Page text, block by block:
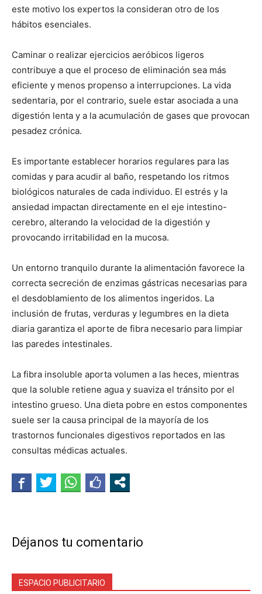
este motivo los expertos la consideran otro de los
hábitos esenciales.
Caminar o realizar ejercicios aeróbicos ligeros
contribuye a que el proceso de eliminación sea más
eficiente y menos propenso a interrupciones. La vida
sedentaria, por el contrario, suele estar asociada a una
digestión lenta y a la acumulación de gases que provocan
pesadez crónica.
Es importante establecer horarios regulares para las
comidas y para acudir al baño, respetando los ritmos
biológicos naturales de cada individuo. El estrés y la
ansiedad impactan directamente en el eje intestino-
cerebro, alterando la velocidad de la digestión y
provocando irritabilidad en la mucosa.
Un entorno tranquilo durante la alimentación favorece la
correcta secreción de enzimas gástricas necesarias para
el desdoblamiento de los alimentos ingeridos. La
inclusión de frutas, verduras y legumbres en la dieta
diaria garantiza el aporte de fibra necesario para limpiar
las paredes intestinales.
La fibra insoluble aporta volumen a las heces, mientras
que la soluble retiene agua y suaviza el tránsito por el
intestino grueso. Una dieta pobre en estos componentes
suele ser la causa principal de la mayoría de los
trastornos funcionales digestivos reportados en las
consultas médicas actuales.
Déjanos tu comentario
ESPACIO PUBLICITARIO